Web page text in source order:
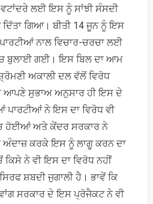
ਲਈ ਇਸ ਨੂੰ ਸਾਂਝੀ ਸੰਸਦੀ
ਦਿੱਤਾ ਗਿਆ। ਬੀਤੀ 14 ਜੂਨ ਨੂੰ ਇਸ
ਨਾਲ ਵਿਚਾਰ-ਚਰਚਾ ਲਈ
ਬੁਲਾਈ ਗਈ। ਇਸ ਬਿਲ ਦਾ ਆਮ
ਅਕਾਲੀ ਦਲ ਵੱਲੋਂ ਵਿਰੋਧ
ਆਪਣੇ ਸੁਭਾਅ ਅਨੁਸਾਰ ਹੀ ਇਸ ਦੇ
ਪਾਰਟੀਆਂ ਨੇ ਇਸ ਦਾ ਵਿਰੋਧ ਵੀ
ਹੋਈਆਂ ਅਤੇ ਕੇਂਦਰ ਸਰਕਾਰ ਨੇ
ਅੰਦਾਜ਼ ਕਰਕੇ ਇਸ ਨੂੰ ਲਾਗੂ ਕਰਨ ਦਾ
ਕਿਸੇ ਨੇ ਵੀ ਇਸ ਦਾ ਵਿਰੋਧ ਨਹੀਂ
ਸ਼ਬਦੀ ਜੁਗਾਲੀ ਹੈ। ਭਾਵੇਂ ਕਿ
ਸਰਕਾਰ ਦੇ ਇਸ ਪ੍ਰੋਜੈਕਟ ਨੇ ਵੀ